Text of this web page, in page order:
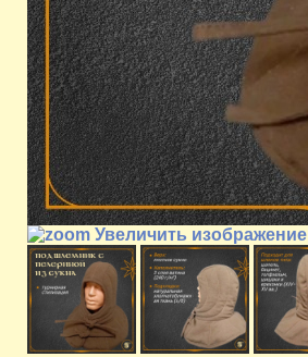
Увеличить изображение